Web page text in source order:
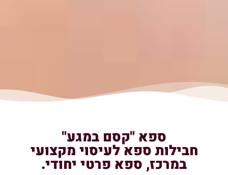
ספא "קסם במגע"
חבילות ספא לעיסוי מקצועי
במרכז, ספא פרטי יחודי.